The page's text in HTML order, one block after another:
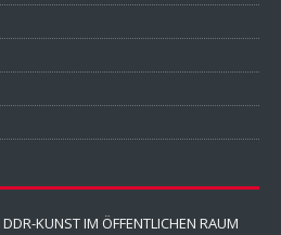
DDR-KUNST IM ÖFFENTLICHEN RAUM